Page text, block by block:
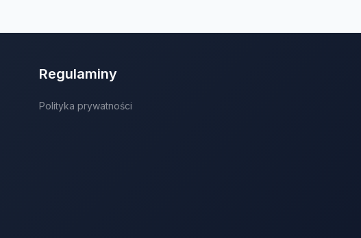
Regulaminy
Polityka prywatności